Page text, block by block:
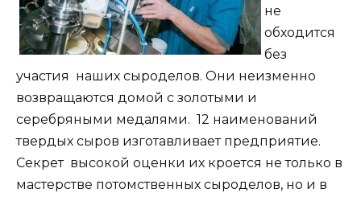
не
обходится
без
участия наших сыроделов. Они неизменно
возвращаются домой с золотыми и
серебряными медалями. 12 наименований
твердых сыров изготавливает предприятие.
Секрет высокой оценки их кроется не только в
мастерстве потомственных сыроделов, но и в